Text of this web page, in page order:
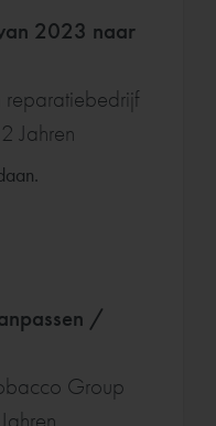
2023 naar
reparatiebedrijf
Jahren
/
Group